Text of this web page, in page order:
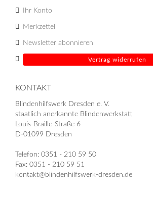
Ihr Konto
Merkzettel
Newsletter abonnieren
Vertrag widerrufen
KONTAKT
Blindenhilfswerk Dresden e. V.
staatlich anerkannte Blindenwerkstatt
Louis-Braille-Straße 6
D-01099 Dresden
Telefon: 0351 - 210 59 50
Fax: 0351 - 210 59 51
kontakt@blindenhilfswerk-dresden.de